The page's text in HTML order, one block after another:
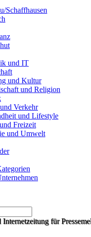
Schaffhausen
und IT
und Kultur
und Religion
Verkehr
und Lifestyle
Freizeit
und Umwelt
für